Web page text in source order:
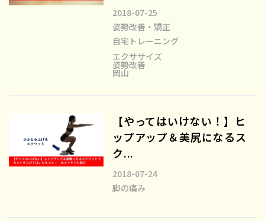
2018-07-25
姿勢改善・矯正
自宅トレーニング
エクササイズ
姿勢改善
岡山
【やってはいけない！】ヒ
ップアップ＆美尻になるス
ク...
2018-07-24
脚の痛み